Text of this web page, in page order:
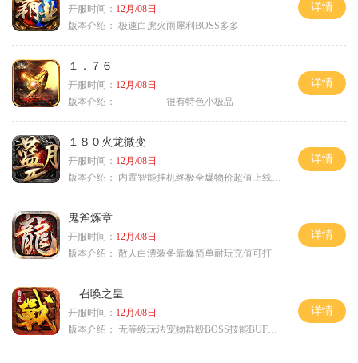
开服时间： 12月/08日
版本介绍： 极速白虎火雨犀利BOSS多多
详情
１．７６
开服时间： 12月/08日
版本介绍：
很有特色小极品
详情
１８０火龙微变
开服时间： 12月/08日
版本介绍：
内置智能挂机终极全爆物价超值上线送神器
详情
鬼斧炼章
开服时间： 12月/08日
版本介绍： 散人白漂装备靠爆简单耐玩充值可打
详情
召唤之皇
开服时间： 12月/08日
版本介绍： 无等级玩法宠物群殴BOSS技能BUFF铭文B
详情